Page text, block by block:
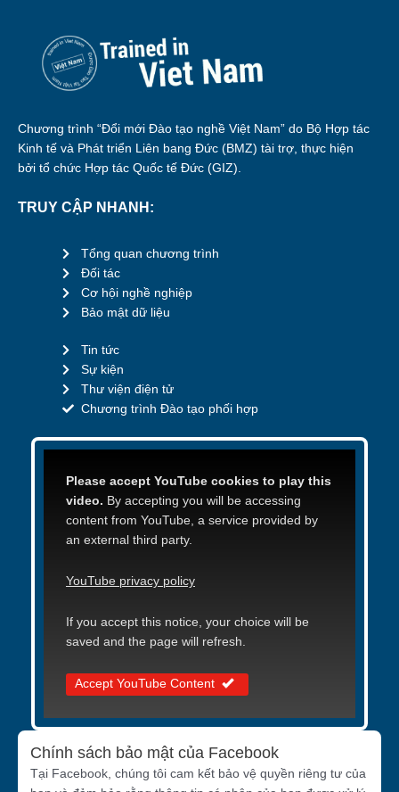
Chương trình “Đổi mới Đào tạo nghề Việt Nam” do Bộ Hợp tác
Kinh tế và Phát triển Liên bang Đức (BMZ) tài trợ, thực hiện
bởi tổ chức Hợp tác Quốc tế Đức (GIZ).
TRUY CẬP NHANH:
Tổng quan chương trình
Đối tác
Cơ hội nghề nghiệp
Bảo mật dữ liệu
Tin tức
Sự kiện
Thư viện điện tử
Chương trình Đào tạo phối hợp
Please accept YouTube cookies to play this
video. By accepting you will be accessing
content from YouTube, a service provided by
an external third party.
YouTube privacy policy
If you accept this notice, your choice will be
saved and the page will refresh.
Accept YouTube Content
Chính sách bảo mật của Facebook
Tại Facebook, chúng tôi cam kết bảo vệ quyền riêng tư của